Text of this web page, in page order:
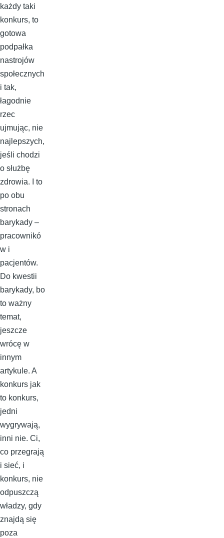
każdy taki
konkurs, to
gotowa
podpałka
nastrojów
społecznych
i tak,
łagodnie
rzec
ujmując, nie
najlepszych,
jeśli chodzi
o służbę
zdrowia. I to
po obu
stronach
barykady –
pracownikó
w i
pacjentów.
Do kwestii
barykady, bo
to ważny
temat,
jeszcze
wrócę w
innym
artykule. A
konkurs jak
to konkurs,
jedni
wygrywają,
inni nie. Ci,
co przegrają
i sieć, i
konkurs, nie
odpuszczą
władzy, gdy
znajdą się
poza